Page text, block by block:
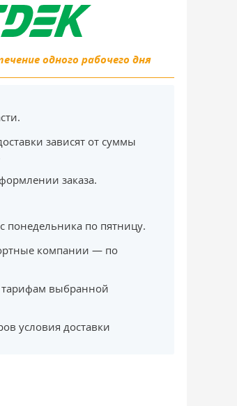
одного рабочего дня
зависят от суммы
заказа.
понедельника по пятницу.
компании — по
тарифам выбранной
условия доставки